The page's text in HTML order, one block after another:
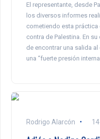
El representante, desde
los diversos informes
cometiendo esta práctica
contra de Palestina. En
de encontrar una salida
una “fuerte presión
Rodrigo Alarcón